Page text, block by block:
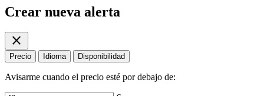
Crear nueva alerta
close
Precio Idioma Disponibilidad
Avisarme cuando el precio esté por debajo de: